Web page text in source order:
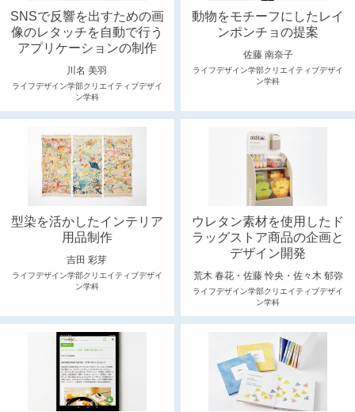
SNSで反響を出すための画
像のレタッチを自動で行う
アプリケーションの制作
川名 美羽
ライフデザイン学部クリエイティブデザイ
ン学科
動物をモチーフにしたレイ
ンポンチョの提案
佐藤 南奈子
ライフデザイン学部クリエイティブデザイ
ン学科
型染を活かしたインテリア
用品制作
吉田 彩芽
ライフデザイン学部クリエイティブデザイ
ン学科
ウレタン素材を使用したド
ラッグストア商品の企画と
デザイン開発
荒木 春花・佐藤 怜央・佐々木 郁弥
ライフデザイン学部クリエイティブデザイ
ン学科